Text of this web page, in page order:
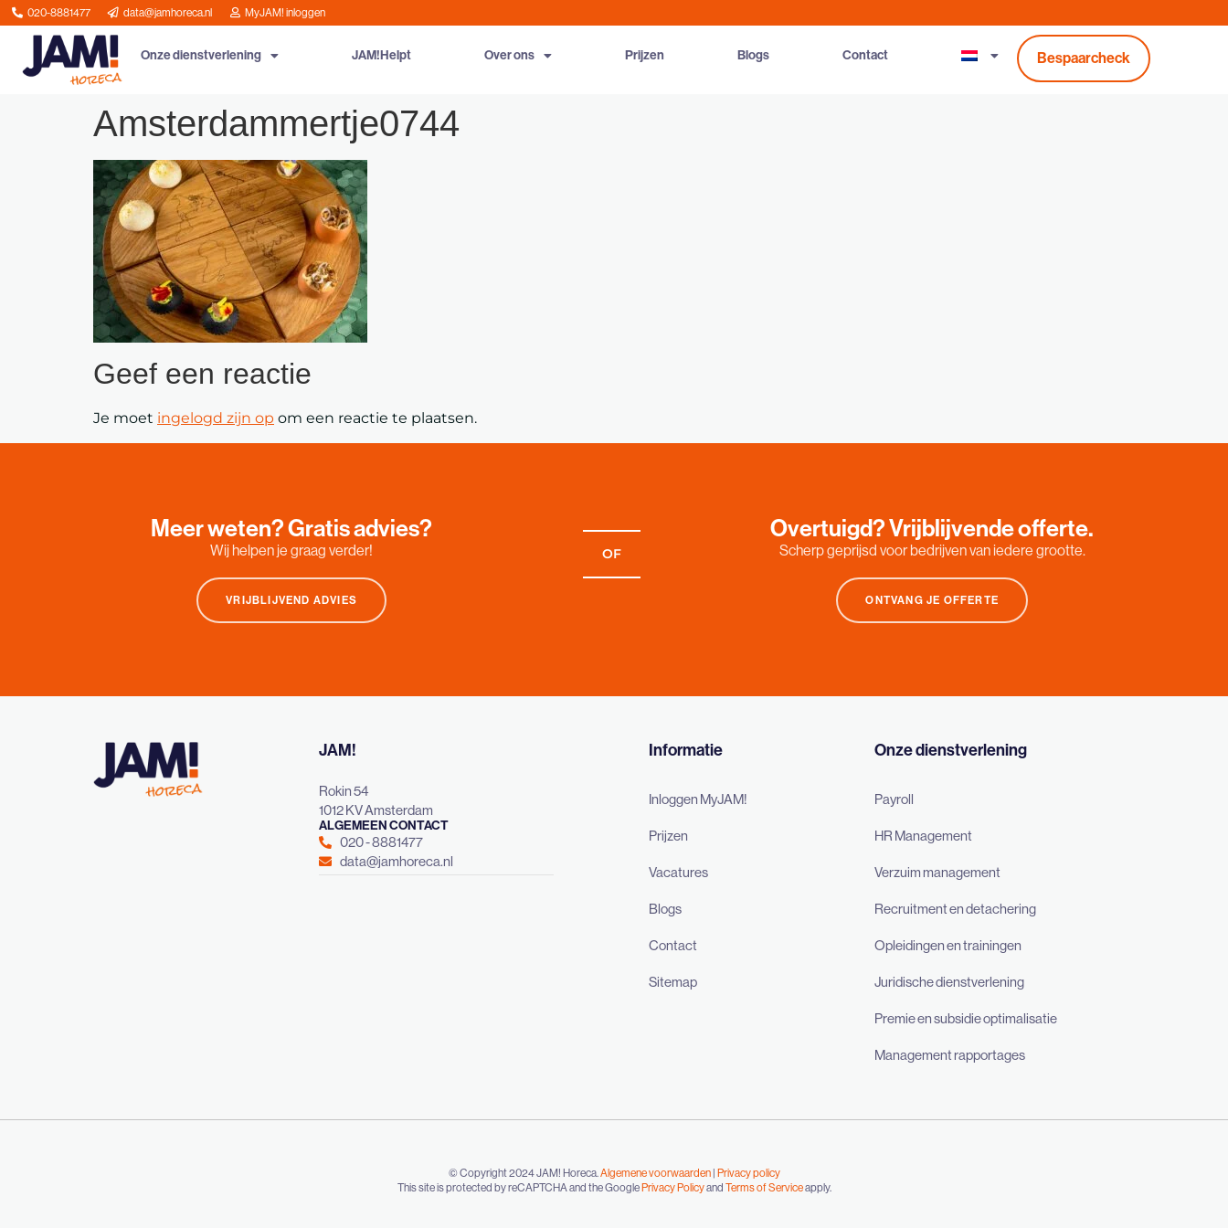
020-8881477 data@jamhoreca.nl MyJAM! inloggen
Onze dienstverlening JAM!Helpt Over ons Prijzen Blogs Contact Bespaarcheck
Amsterdammertje0744
Geef een reactie
Je moet ingelogd zijn op om een reactie te plaatsen.
Meer weten? Gratis advies?
Wij helpen je graag verder!
VRIJBLIJVEND ADVIES
OF
Overtuigd? Vrijblijvende offerte.
Scherp geprijsd voor bedrijven van iedere grootte.
ONTVANG JE OFFERTE
JAM!
Rokin 54
1012 KV Amsterdam
ALGEMEEN CONTACT
020 - 8881477
data@jamhoreca.nl
Informatie
Inloggen MyJAM!
Prijzen
Vacatures
Blogs
Contact
Sitemap
Onze dienstverlening
Payroll
HR Management
Verzuim management
Recruitment en detachering
Opleidingen en trainingen
Juridische dienstverlening
Premie en subsidie optimalisatie
Management rapportages
© Copyright 2024 JAM! Horeca.Algemene voorwaarden| Privacy policy
This site is protected by reCAPTCHA and the Google Privacy Policyand Terms of Serviceapply.